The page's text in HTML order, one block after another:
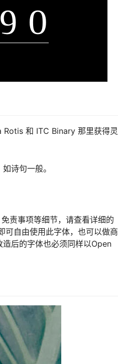
和 ITC Binary 那里获得灵
诗句一般。
责事项等细节，请查看详细的
可自由使用此字体，也可以做商
后的字体也必须同样以Open